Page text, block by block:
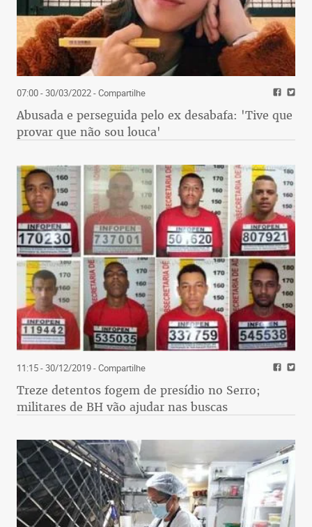
07:00 - 30/03/2022- Compartilhe
Abusada e perseguida pelo ex desabafa: 'Tive que
provar que não sou louca'
11:15 - 30/12/2019- Compartilhe
Treze detentos fogem de presídio no Serro;
militares de BH vão ajudar nas buscas